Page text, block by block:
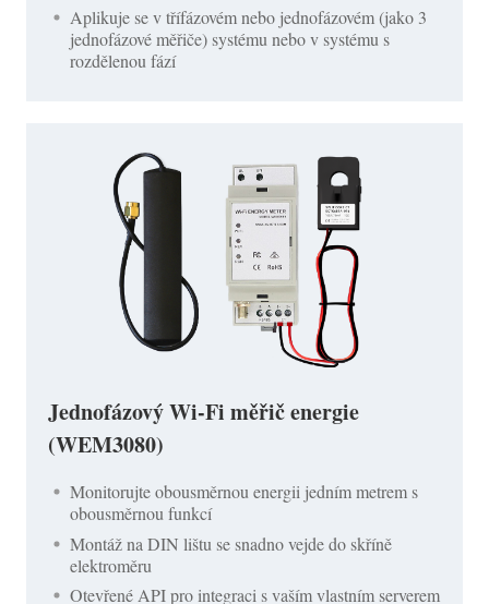
Aplikuje se v třífázovém nebo jednofázovém (jako 3
jednofázové měřiče) systému nebo v systému s
rozdělenou fází
Jednofázový Wi-Fi měřič energie
(WEM3080)
Monitorujte obousměrnou energii jedním metrem s
obousměrnou funkcí
Montáž na DIN lištu se snadno vejde do skříně
elektroměru
Otevřené API pro integraci s vaším vlastním serverem